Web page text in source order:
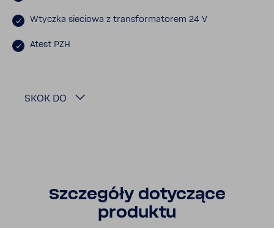
Wtyczka sieciowa z trans­for­ma­torem 24 V
Atest PZH
SKOK DO
Szcze­góły doty­czące
produktu